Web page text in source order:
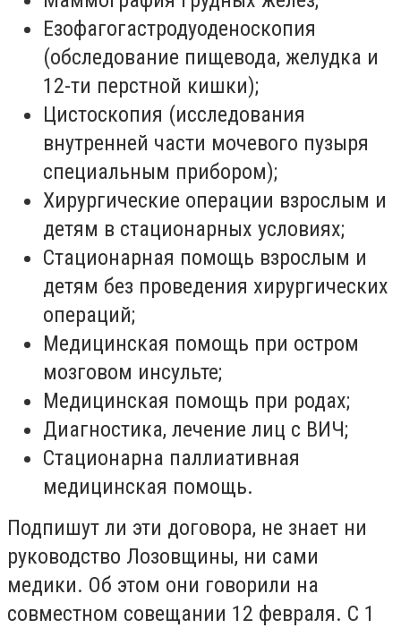
Езофагогастродуоденоскопия
(обследование пищевода, желудка и
12-ти перстной кишки);
Цистоскопия (исследования
внутренней части мочевого пузыря
специальным прибором);
Хирургические операции взрослым и
детям в стационарных условиях;
Стационарная помощь взрослым и
детям без проведения хирургических
операций;
Медицинская помощь при остром
мозговом инсульте;
Медицинская помощь при родах;
Диагностика, лечение лиц с ВИЧ;
Стационарна паллиативная
медицинская помощь.
Подпишут ли эти договора, не знает ни
руководство Лозовщины, ни сами
медики. Об этом они говорили на
совместном совещании 12 февраля. С 1